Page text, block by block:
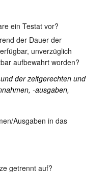
ein Testat vor?
der Dauer der
unverzüglich
aufbewahrt worden?
der zeitgerechten und
-ausgaben,
Ausgaben in das
getrennt auf?